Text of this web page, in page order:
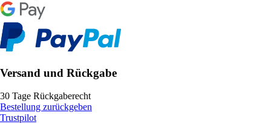
Versand und Rückgabe
30 Tage Rückgaberecht
Bestellung zurückgeben
Trustpilot